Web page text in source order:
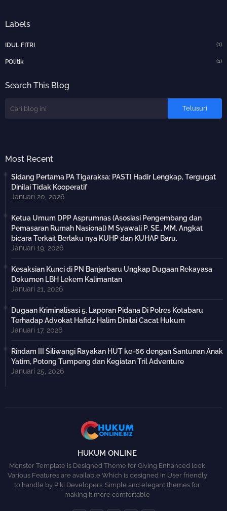
Labels
IDUL FITRI (1)
POlitik (1)
Search This Blog
Most Recent
Sidang Pertama PA Tigaraksa: PASTI Hadir Lengkap, Tergugat
Dinilai Tidak Kooperatif
Januari 20, 2026
Ketua Umum DPP Asprumnas (Asosiasi Pengembang dan
Pemasaran Rumah Nasional) M Syawali P, SE., MM. Angkat
bicara Terkait Berlaku nya KUHP dan KUHAP Baru.
Januari 19, 2026
Kesaksian Kunci di PN Banjarbaru Ungkap Dugaan Rekayasa
Dokumen LBH Lekem Kalimantan
Januari 21, 2026
Dugaan Kriminalisasi 5, Laporan Pidana Di Polres Kotabaru
Terhadap Advokat Hafidz Halim Dinilai Cacat Hukum
Januari 17, 2026
Rindam III Siliwangi Rayakan HUT ke-66 dengan Santunan Anak
Yatim, Potong Tumpeng dan Kegiatan Tril Adventure
Januari 25, 2026
HUKUM ONLINE
Monster Template is Designed Theme for Giving Enhanced look
Various Features are available Which is designed in User friendly
to handle by Piki Developers. Simple and elegant themes for
making it more comfortable